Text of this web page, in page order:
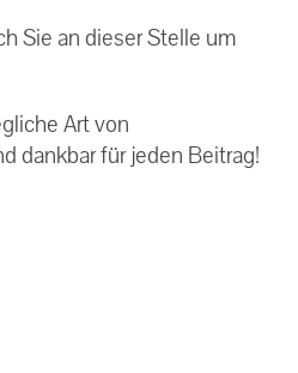
Sie an dieser Stelle um
Art von
dankbar für jeden Beitrag!